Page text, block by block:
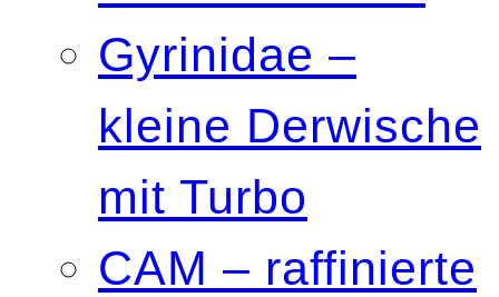
Gyrinidae –
kleine Derwische
mit Turbo
CAM – raffinierte